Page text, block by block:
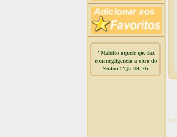
"Maldito aquele que faz
com negligência a obra do
Senhor!"(Jr 48,10).
/home/dicionar/public_html/